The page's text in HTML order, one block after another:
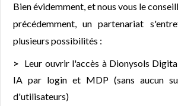
Bien évidemment, et nous vous le
précédemment, un partenariat
plusieurs possibilités :
Leur ouvrir l'accès à Dionysols
IA par login et MDP (sans aucun
d'utilisateurs)